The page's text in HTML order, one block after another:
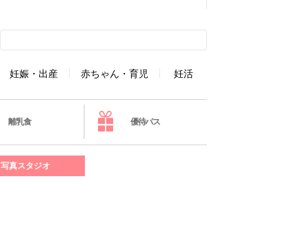
妊娠・出産 赤ちゃん・育児 妊活
離乳食 優待パス
写真スタジオ